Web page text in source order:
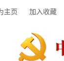
主页 加入收藏